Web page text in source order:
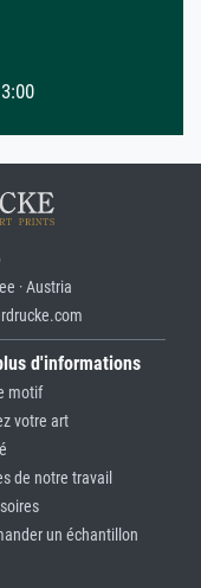
· Austria
d'informations
motif
votre art
de notre travail
un échantillon